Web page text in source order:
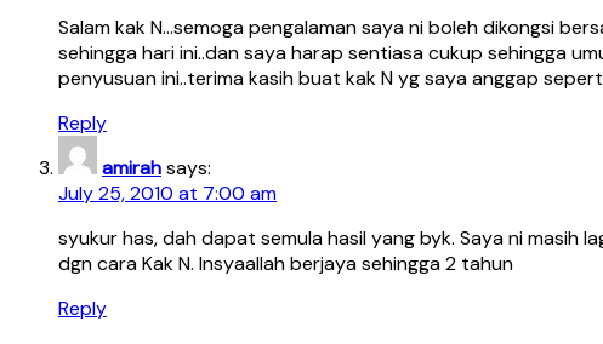
Salam kak N…semoga pengalaman saya ni boleh dikongsi
sehingga hari ini..dan saya harap sentiasa cukup sehingga
penyusuan ini..terima kasih buat kak N yg saya anggap
Reply
amirahsays:
July 25, 2010 at 7:00 am
syukur has, dah dapat semula hasil yang byk. Saya ni masih
dgn cara Kak N. Insyaallah berjaya sehingga 2 tahun
Reply